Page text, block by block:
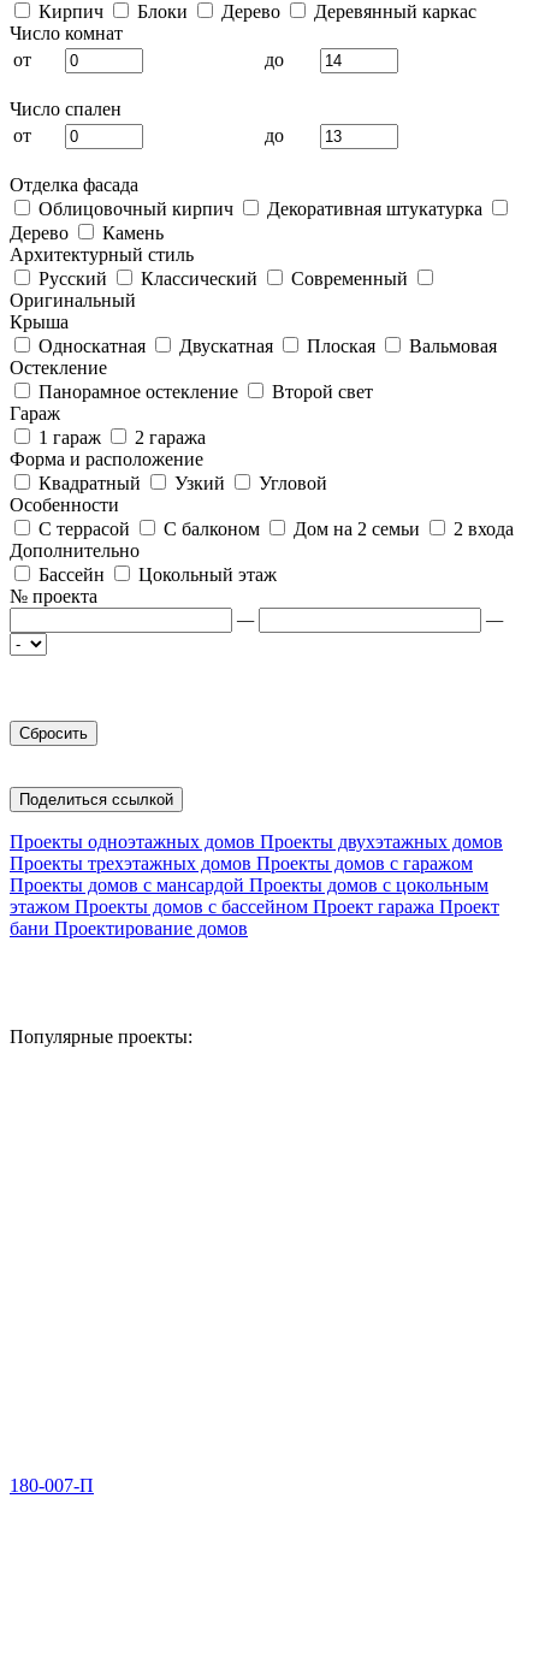
Кирпич
Блоки Дерево
Деревянный каркас
Число комнат
от
до
Число спален
от
до
Отделка фасада
Облицовочный кирпич
Декоративная штукатурка
Дерево
Камень
Архитектурный стиль
Русский
Классический
Современный
Оригинальный
Крыша
Односкатная
Двускатная Плоская
Вальмовая
Остекление
Панорамное остекление
Второй свет
Гараж
1 гараж
2 гаража
Форма и расположение
Квадратный
Узкий
Угловой
Особенности
С террасой
С балконом Дом на 2 семьи
2 входа
Дополнительно
Бассейн
Цокольный этаж
№ проекта
—
—
Поделиться ссылкой
Проекты одноэтажных домов Проекты двухэтажных домов
Проекты трехэтажных домов Проекты домов с гаражом
Проекты домов с мансардой Проекты домов с цокольным
этажом Проекты домов с бассейном Проект гаража Проект
бани Проектирование домов
Популярные проекты:
180-007-П